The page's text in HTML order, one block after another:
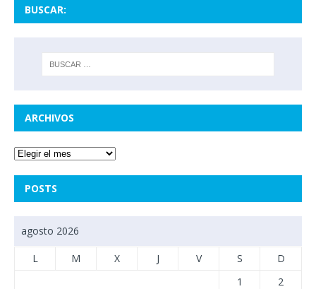
BUSCAR:
ARCHIVOS
POSTS
agosto 2026
L M X J V S
D
1
2